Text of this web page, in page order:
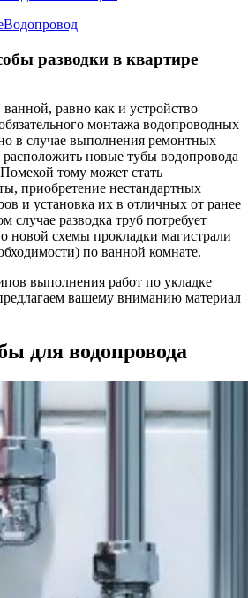
Водопровод
разводки в квартире
равно как и устройство
монтажа водопроводных
в случае выполнения ремонтных
расположить новые тубы водопровода
тому может стать
приобретение нестандартных
и установка их в отличных от ранее
случае разводка труб потребует
новой схемы прокладки магистрали
по ванной комнате.
выполнения работ по укладке
вашему вниманию материал
для водопровода